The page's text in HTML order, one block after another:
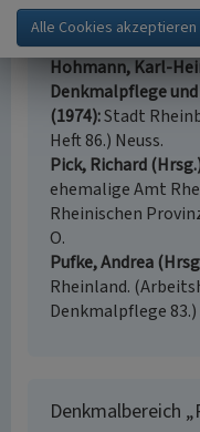
(Dissertation,
Aachen.) Aachen.
Hohmann, Karl-
Denkmalpflege und
(1974) Stadt
Heft 86.) Neuss.
Pick, Richard
ehemalige Amt
Rheinischen
O.
Pufke, Andrea
Rheinland.
Denkmalpflege
Denkmalbereich